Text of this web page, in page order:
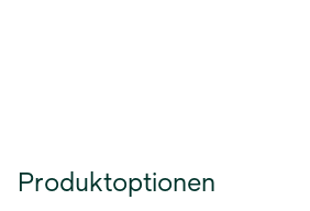
Produktoptionen